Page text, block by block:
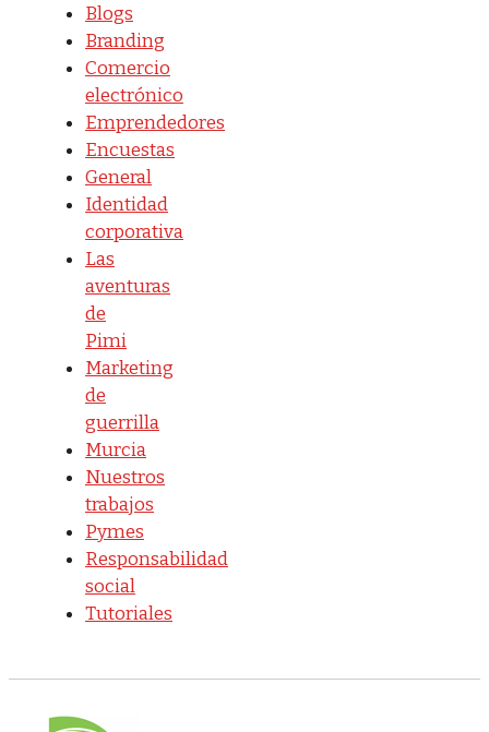
Blogs
Branding
Comercio
electrónico
Emprendedores
Encuestas
General
Identidad
corporativa
Las
aventuras
de
Pimi
Marketing
de
guerrilla
Murcia
Nuestros
trabajos
Pymes
Responsabilidad
social
Tutoriales